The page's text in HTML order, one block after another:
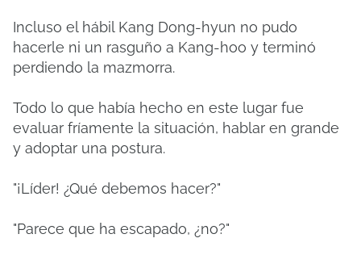
Incluso el hábil Kang Dong-hyun no pudo
hacerle ni un rasguño a Kang-hoo y terminó
perdiendo la mazmorra.
Todo lo que había hecho en este lugar fue
evaluar fríamente la situación, hablar en grande
y adoptar una postura.
"¡Líder! ¿Qué debemos hacer?"
"Parece que ha escapado, ¿no?"